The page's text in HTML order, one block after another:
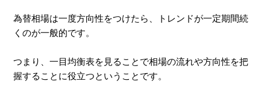
為替相場は一度方向性をつけたら、トレンドが一定期間続
くのが一般的です。
つまり、一目均衡表を見ることで相場の流れや方向性を把
握することに役立つということです。